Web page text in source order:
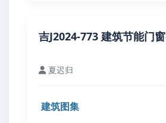
吉J2024-773 建筑节能门
夏迟归
建筑图集